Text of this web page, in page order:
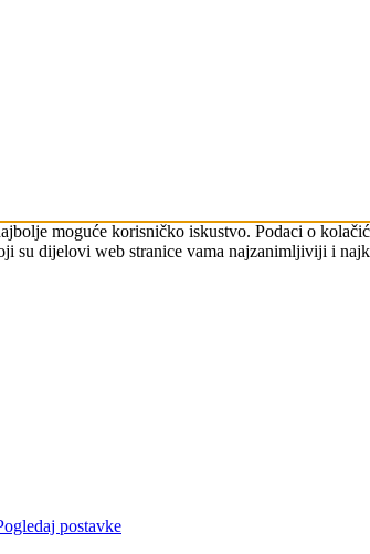
moguće korisničko iskustvo. Podaci o
su dijelovi web stranice vama najzanimljiviji i
postavke